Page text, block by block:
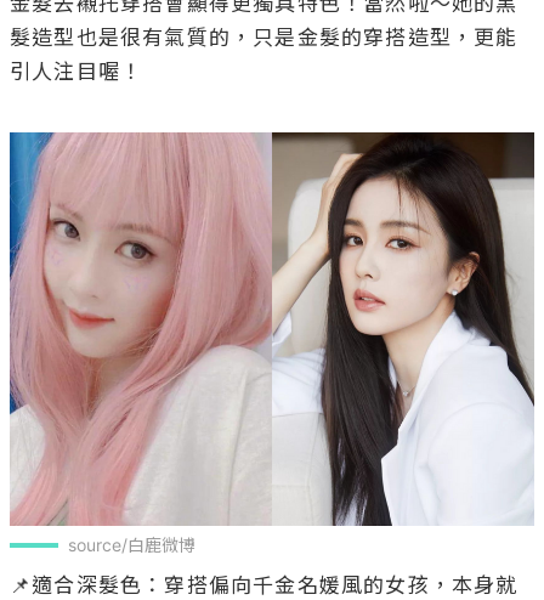
髮造型也是很有氣質的，只是金髮的穿搭造型，更能
引人注目喔！
source/白鹿微博
📌適合深髮色：穿搭偏向千金名媛風的女孩，本身就